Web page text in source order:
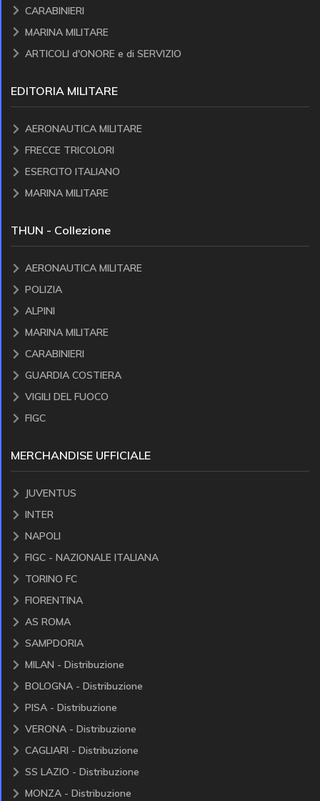
CARABINIERI
MARINA MILITARE
ARTICOLI d'ONORE e di SERVIZIO
EDITORIA MILITARE
AERONAUTICA MILITARE
FRECCE TRICOLORI
ESERCITO ITALIANO
MARINA MILITARE
THUN - Collezione
AERONAUTICA MILITARE
POLIZIA
ALPINI
MARINA MILITARE
CARABINIERI
GUARDIA COSTIERA
VIGILI DEL FUOCO
FIGC
MERCHANDISE UFFICIALE
JUVENTUS
INTER
NAPOLI
FIGC - NAZIONALE ITALIANA
TORINO FC
FIORENTINA
AS ROMA
SAMPDORIA
MILAN - Distribuzione
BOLOGNA - Distribuzione
PISA - Distribuzione
VERONA - Distribuzione
CAGLIARI - Distribuzione
SS LAZIO - Distribuzione
MONZA - Distribuzione